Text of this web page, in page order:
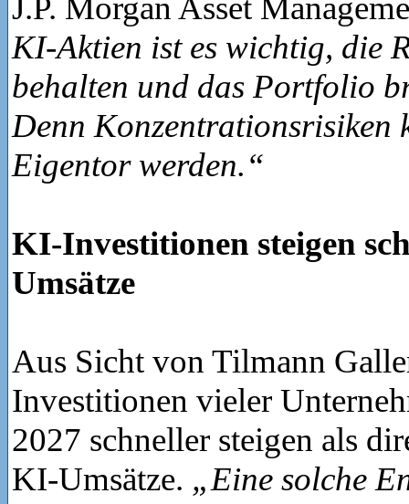
KI-Aktien ist es wichtig, die
behalten und das Portfolio
Denn Konzentrationsrisiken
Eigentor werden.“
KI-Investitionen steigen
Umsätze
Aus Sicht von Tilmann
Investitionen vieler
2027 schneller steigen als
KI-Umsätze. „Eine solche